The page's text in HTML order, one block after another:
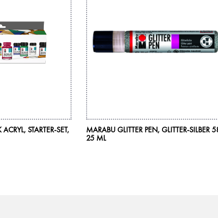
STARTER-SET,
MARABU GLITTER PEN, GLITTER-SILBER
25 ML